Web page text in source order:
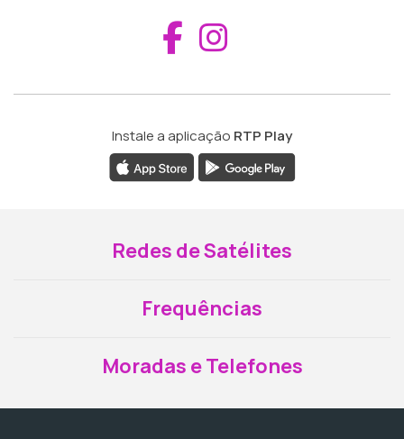
Aceder ao
Instale a aplicação RTP Play
Redes de Satélites
Frequências
Moradas e Telefones